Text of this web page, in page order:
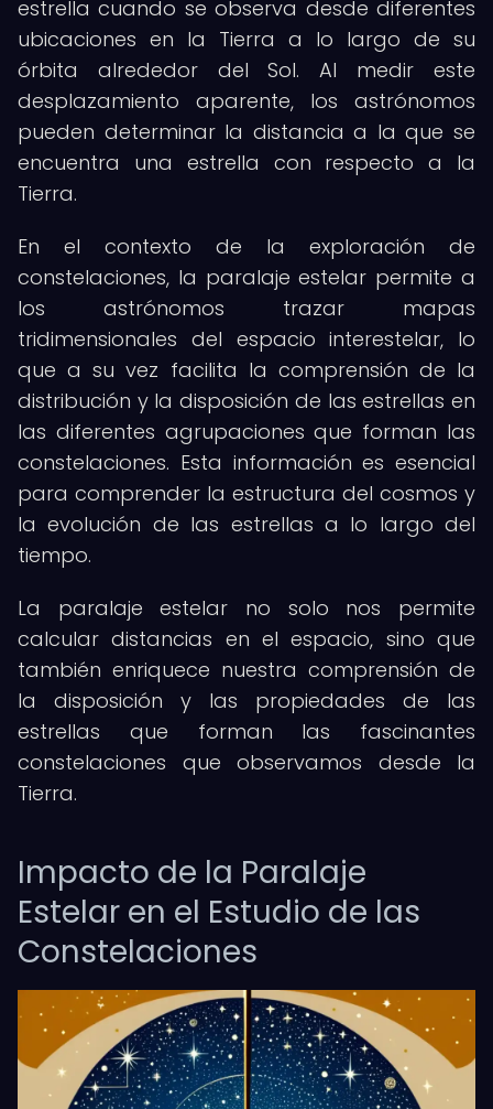
estrella cuando se observa desde diferentes
ubicaciones en la Tierra a lo largo de su
órbita alrededor del Sol. Al medir este
desplazamiento aparente, los astrónomos
pueden determinar la distancia a la que se
encuentra una estrella con respecto a la
Tierra.
En el contexto de la exploración de
constelaciones, la paralaje estelar permite a
los astrónomos trazar mapas
tridimensionales del espacio interestelar, lo
que a su vez facilita la comprensión de la
distribución y la disposición de las estrellas en
las diferentes agrupaciones que forman las
constelaciones. Esta información es esencial
para comprender la estructura del cosmos y
la evolución de las estrellas a lo largo del
tiempo.
La paralaje estelar no solo nos permite
calcular distancias en el espacio, sino que
también enriquece nuestra comprensión de
la disposición y las propiedades de las
estrellas que forman las fascinantes
constelaciones que observamos desde la
Tierra.
Impacto de la Paralaje
Estelar en el Estudio de las
Constelaciones